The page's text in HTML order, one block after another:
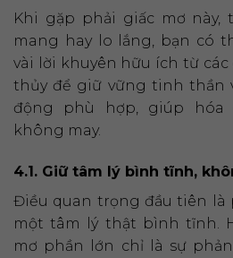
Khi gặp phải giấc mơ này,
mang hay lo lắng, bạn có
vài lời khuyên hữu ích từ
thủy để giữ vững tinh thần
động phù hợp, giúp hóa
không may.
4.1. Giữ tâm lý bình tĩnh,
Điều quan trọng đầu tiên là
một tâm lý thật bình tĩnh.
mơ phần lớn chỉ là sự